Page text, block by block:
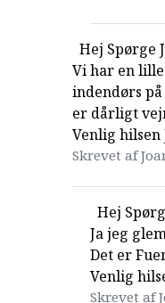
Hej Spørge
Vi har en
indendørs
er dårligt
Venlig hilsen
Skrevet af
Hej
Ja jeg
Det er
Venlig
Skrevet af